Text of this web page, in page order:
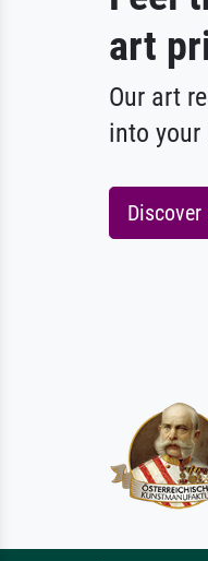
art
Our art
into your